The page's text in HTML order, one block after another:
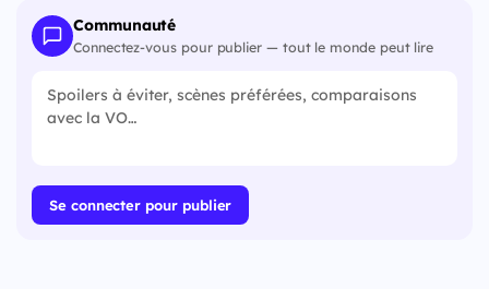
Communauté
Connectez-vous pour publier — tout le monde peut lire
Se connecter pour publier